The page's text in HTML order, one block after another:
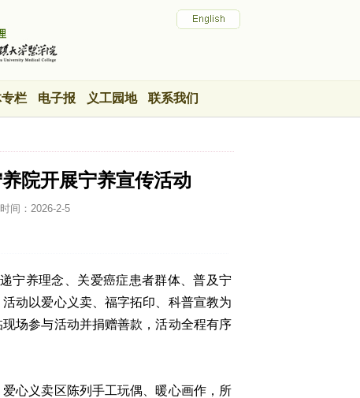
栏 电子报 义工园地 联系我们
院开展宁养宣传活动
间： 2026-2-5
宁养理念、关爱癌症患者群体、普及宁
动以爱心义卖、福字拓印、科普宣教为
场参与活动并捐赠善款，活动全程有序
心义卖区陈列手工玩偶、暖心画作，所